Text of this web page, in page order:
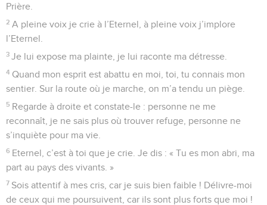
Prière.
2 A pleine voix je crie à l’Eternel, à pleine voix j’implore
l’Eternel.
3 Je lui expose ma plainte, je lui raconte ma détresse.
4 Quand mon esprit est abattu en moi, toi, tu connais mon
sentier. Sur la route où je marche, on m’a tendu un piège.
5 Regarde à droite et constate-le : personne ne me
reconnaît, je ne sais plus où trouver refuge, personne ne
s’inquiète pour ma vie.
6 Eternel, c’est à toi que je crie. Je dis : « Tu es mon abri, ma
part au pays des vivants. »
7 Sois attentif à mes cris, car je suis bien faible ! Délivre-moi
de ceux qui me poursuivent, car ils sont plus forts que moi !